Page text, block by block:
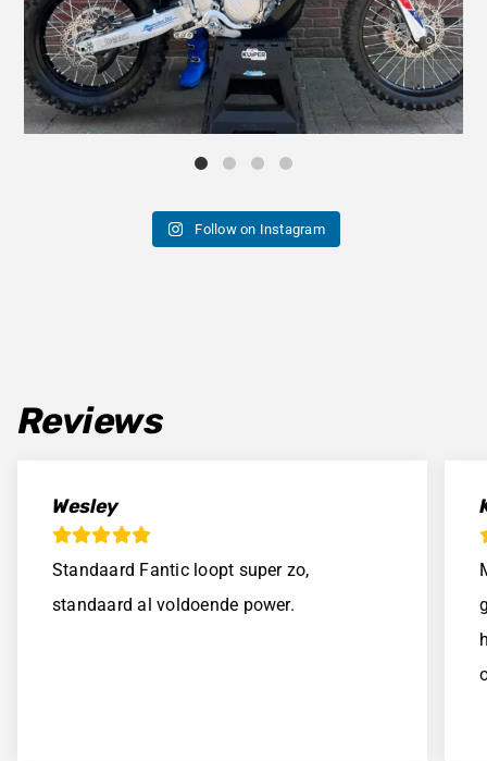
Follow on Instagram
Reviews
Wesley
Standaard Fantic loopt super zo,
standaard al voldoende power.